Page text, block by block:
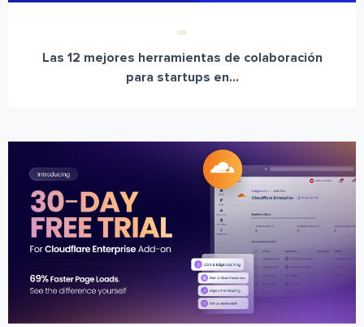
Las 12 mejores herramientas de colaboración
para startups en...